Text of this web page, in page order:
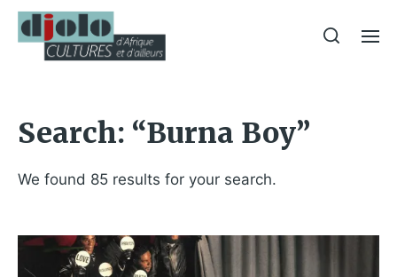
Search: “Burna Boy”
We found 85 results for your search.